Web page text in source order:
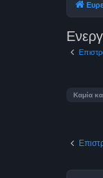
Καμία